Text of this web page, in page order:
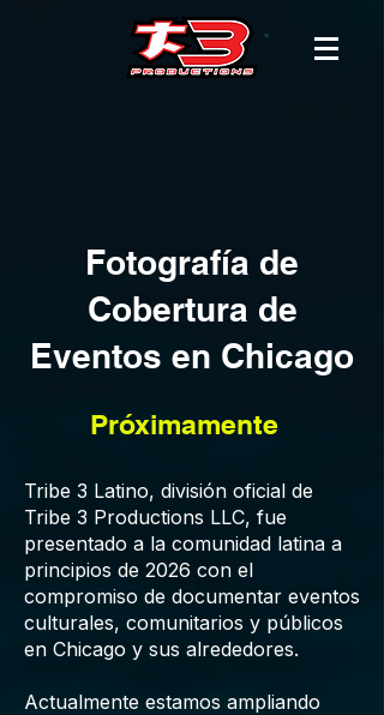
Fotografía de
Cobertura de
Eventos en Chicago
Próximamente
Tribe 3 Latino, división oficial de
Tribe 3 Productions LLC, fue
presentado a la comunidad latina a
principios de 2026 con el
compromiso de documentar eventos
culturales, comunitarios y públicos
en Chicago y sus alrededores.
Actualmente estamos ampliando